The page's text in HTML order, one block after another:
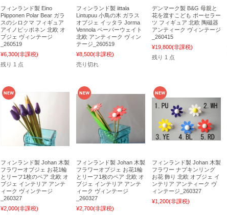
フィンランド製 Eino
Piipponen Polar Bear ガラ
スのシロクマ フィギュア
アイノピッポネン 北欧 オ
ブジェ ヴィンテージ
_260519
¥6,300(非課税)
残り 1 点
フィンランド製 iittala
Lintupuu 小鳥の木 ガラス
オブジェ イッタラ Jorma
Vennola ペーパーウェイト
北欧 アンティーク ヴィン
テージ_260519
¥8,500(非課税)
売り切れ
デンマーク製 B&G 母親と
花を渡すこども ポーセラー
ツ フィギュア 北欧 陶磁器
アンティーク ヴィンテージ
_260415
¥19,800(非課税)
残り 1 点
フィンランド製 Johan 木製
フラワーオブジェ お花1輪
とリーフ1枚のペア 北欧 オ
ブジェ インテリア アンテ
ィーク ヴィンテージ
_260327
¥2,000(非課税)
フィンランド製 Johan 木製
フラワーオブジェ お花1輪
とリーフ1枚のペア 北欧 オ
ブジェ インテリア アンテ
ィーク ヴィンテージ
_260327
¥2,700(非課税)
フィンランド製 Johan 木製
フラワー ナプキンリング
お花 飾り 北欧 オブジェ イ
ンテリア アンティーク ヴ
ィンテージ_260327
¥1,200(非課税)